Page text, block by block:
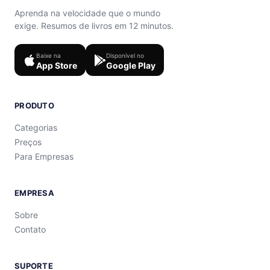
Aprenda na velocidade que o mundo
exige. Resumos de livros em 12 minutos.
Baixe na
App Store
Disponível no
Google Play
PRODUTO
Categorias
Preços
Para Empresas
EMPRESA
Sobre
Contato
SUPORTE